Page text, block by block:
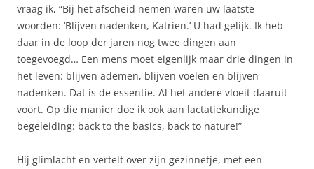
vraag ik, “Bij het afscheid nemen waren uw laatste
woorden: ‘Blijven nadenken, Katrien.’ U had gelijk. Ik heb
daar in de loop der jaren nog twee dingen aan
toegevoegd… Een mens moet eigenlijk maar drie dingen in
het leven: blijven ademen, blijven voelen en blijven
nadenken. Dat is de essentie. Al het andere vloeit daaruit
voort. Op die manier doe ik ook aan lactatiekundige
begeleiding: back to the basics, back to nature!”
Hij glimlacht en vertelt over zijn gezinnetje, met een